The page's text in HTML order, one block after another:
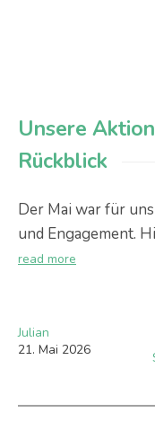
Unsere
Rückblick
Der Mai war für
und Engagement.
read more
Julian
21. Mai 2026